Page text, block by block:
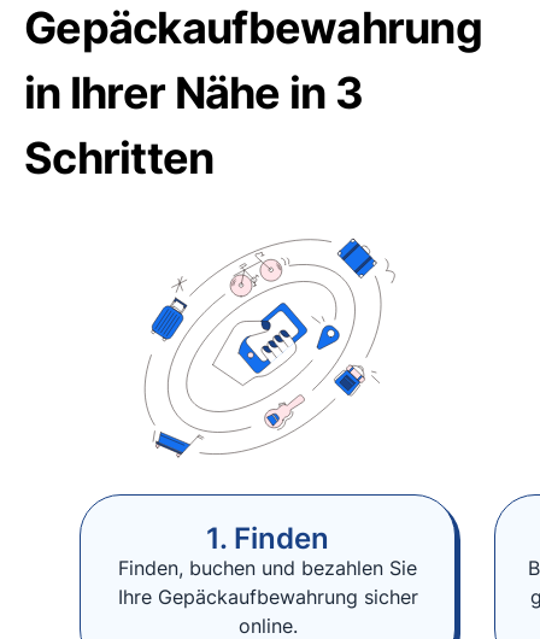
Gepäckaufbewahrung
in Ihrer Nähe in 3
Schritten
1. Finden
Finden, buchen und bezahlen Sie
Ihre Gepäckaufbewahrung sicher
online.